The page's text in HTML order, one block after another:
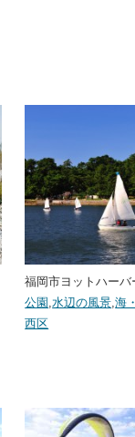
福岡市ヨットハーバ
公園 ,水辺の風景 ,海
西区